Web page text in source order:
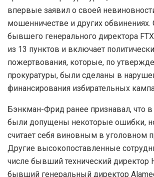
впервые заявил о своей
мошенничестве и других обвинениях.
бывшего генерального директора FTX
из 13 пунктов и включает
пожертвования, которые, по
прокуратуры, были сделаны в
финансирования избирательных
Бэнкман-Фрид ранее признавал, что в
были допущены некоторые ошибки,
считает себя виновным в уголовном
Другие высокопоставленные
числе бывший технический директор
бывший генеральный директор